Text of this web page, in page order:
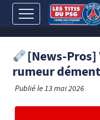
[News-Pros]
rumeur
Publié le13 mai 2026